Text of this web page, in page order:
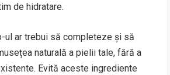
de hidratare.
ul ar trebui să completeze și să
naturală a pielii tale, fără a
Evită aceste ingrediente